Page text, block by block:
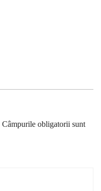
Câmpurile obligatorii sunt